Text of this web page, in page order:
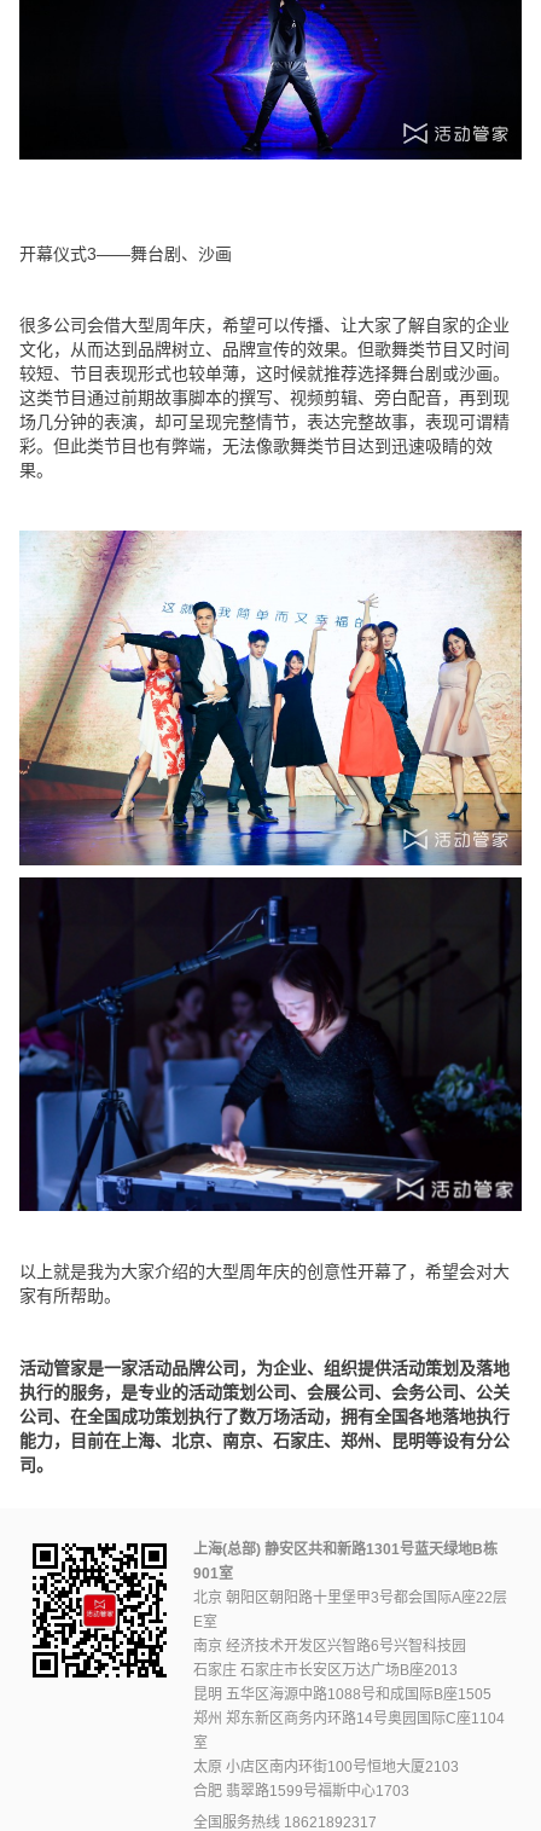
开幕仪式3——舞台剧、沙画
很多公司会借大型周年庆，希望可以传播、让大家了解自家的企业
文化，从而达到品牌树立、品牌宣传的效果。但歌舞类节目又时间
较短、节目表现形式也较单薄，这时候就推荐选择舞台剧或沙画。
这类节目通过前期故事脚本的撰写、视频剪辑、旁白配音，再到现
场几分钟的表演，却可呈现完整情节，表达完整故事，表现可谓精
彩。但此类节目也有弊端，无法像歌舞类节目达到迅速吸睛的效
果。
以上就是我为大家介绍的大型周年庆的创意性开幕了，希望会对大
家有所帮助。
活动管家是一家活动品牌公司，为企业、组织提供活动策划及落地
执行的服务，是专业的活动策划公司、会展公司、会务公司、公关
公司、在全国成功策划执行了数万场活动，拥有全国各地落地执行
能力，目前在上海、北京、南京、石家庄、郑州、昆明等设有分公
司。
上海(总部) 静安区共和新路1301号蓝天绿地B栋
901室
北京 朝阳区朝阳路十里堡甲3号都会国际A座22层
E室
南京 经济技术开发区兴智路6号兴智科技园
石家庄 石家庄市长安区万达广场B座2013
昆明 五华区海源中路1088号和成国际B座1505
郑州 郑东新区商务内环路14号奥园国际C座1104
室
太原 小店区南内环街100号恒地大厦2103
合肥 翡翠路1599号福斯中心1703
全国服务热线 18621892317